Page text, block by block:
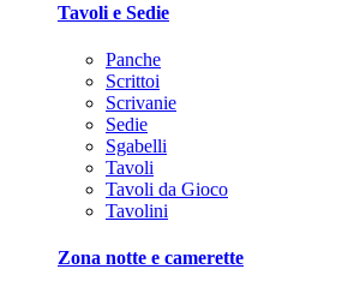
Tavoli e Sedie
Panche
Scrittoi
Scrivanie
Sedie
Sgabelli
Tavoli
Tavoli da Gioco
Tavolini
Zona notte e camerette